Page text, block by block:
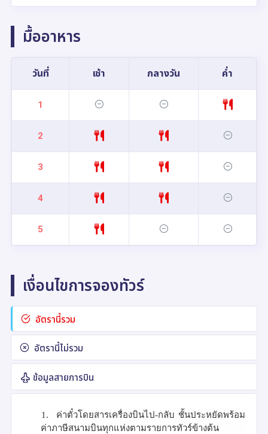
มื้ออาหาร
วันที่ เช้า กลางวัน ค่ำ
1
2
3
4
5
เงื่อนไขการจองทัวร์
อัตรานี้รวม
อัตรานี้ไม่รวม
ข้อมูลสายการบิน
1.
ค่าตั๋วโดยสารเครื่องบินไป-กลับ ชั้นประหยัดพร้อม
ค่าภาษีสนามบินทุกแห่งตามรายการทัวร์ข้างต้น